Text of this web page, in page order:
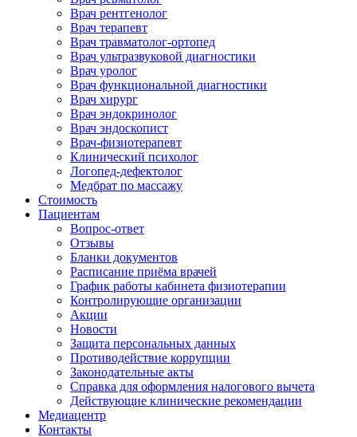
Врач рентгенолог
Врач терапевт
Врач травматолог-ортопед
Врач ультразвуковой диагностики
Врач уролог
Врач функциональной диагностики
Врач хирург
Врач эндокринолог
Врач эндоскопист
Врач-физиотерапевт
Клинический психолог
Логопед-дефектолог
Медбрат по массажу
Стоимость
Пациентам
Вопрос-ответ
Отзывы
Бланки документов
Расписание приёма врачей
График работы кабинета физиотерапии
Контролирующие организации
Акции
Новости
Защита персональных данных
Противодействие коррупции
Законодательные акты
Справка для оформления налогового вычета
Действующие клинические рекомендации
Медиацентр
Контакты